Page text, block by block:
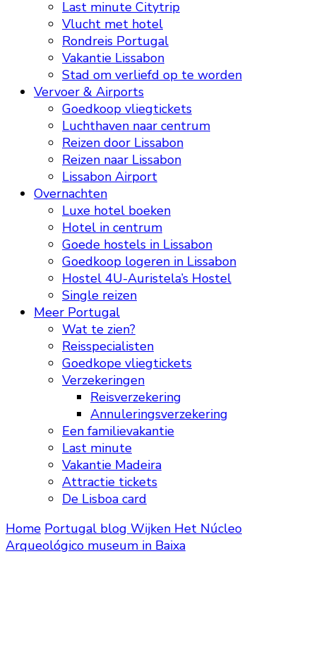
Last minute Citytrip
Vlucht met hotel
Rondreis Portugal
Vakantie Lissabon
Stad om verliefd op te worden
Vervoer & Airports
Goedkoop vliegtickets
Luchthaven naar centrum
Reizen door Lissabon
Reizen naar Lissabon
Lissabon Airport
Overnachten
Luxe hotel boeken
Hotel in centrum
Goede hostels in Lissabon
Goedkoop logeren in Lissabon
Hostel 4U-Auristela’s Hostel
Single reizen
Meer Portugal
Wat te zien?
Reisspecialisten
Goedkope vliegtickets
Verzekeringen
Reisverzekering
Annuleringsverzekering
Een familievakantie
Last minute
Vakantie Madeira
Attractie tickets
De Lisboa card
Home Portugal blog Wijken Het Núcleo
Arqueológico museum in Baixa